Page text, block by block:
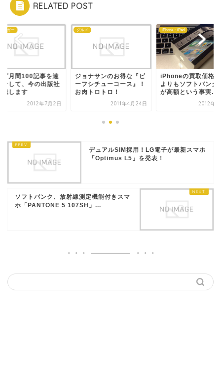
RELATED POST
ナサンのお得な『ビ
シチューコース』！
ロトロ！
2011年4月24日
iPhone・iPad
iPhoneの買取価格、au
よりもソフトバンクの方
が高額という事実...
2012年9月5日
プロブロガー
ブログ月間100記事
成。そして、今の出
を退職します
2012年7
デュアルSIM採用！LG電子が最新スマホ
「Optimus L5」を発表！
ソフトバンク、放射線測定機能付きスマ
ホ「PANTONE 5 107SH」...